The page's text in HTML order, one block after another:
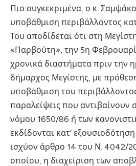
Πιο συγκεκριμένα, ο κ.
υποβάθμιση περιβάλλοντος
Του αποδίδεται ότι στη
«Παρβούτη», την 5η
χρονικά διαστήματα πριν την
δήμαρχος Μεγίστης, με
υποβάθμιση του
παραλείψεις που αντιβαίνουν
νόμου 1650/86 ή των
εκδίδονται κατ’
ισχύον άρθρο 14 του Ν. 4042/
οποίου, η διαχείριση των